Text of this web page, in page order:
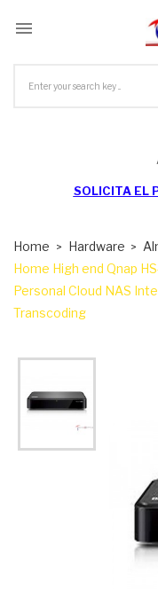

SOLICITA EL
Home Hardware
Home High end Qnap
Personal Cloud NAS
Transcoding